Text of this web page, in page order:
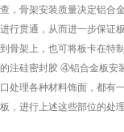
查，骨架安装质量决定铝合
进行贯通，从而进一步保证
到骨架上，也可将板卡在特
的注硅密封胶 ④铝合金板安
口处理各种材料饰面，都有
板，进行上述这些部位的处理